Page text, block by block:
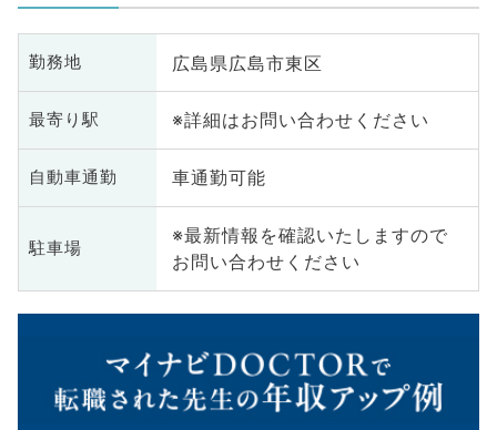
勤務地 広島県広島市東区
最寄り駅 ※詳細はお問い合わせください
自動車通勤 車通勤可能
駐車場
※最新情報を確認いたしますので
お問い合わせください